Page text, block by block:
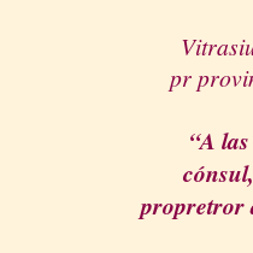
pr
“A
propretror